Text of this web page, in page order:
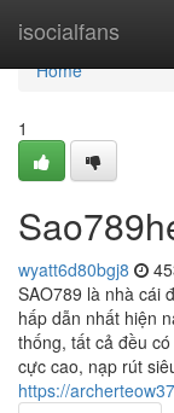
isocialfans
Home
Home
1
wyatt6d80bgj8
SAO789 là nhà cái
hấp dẫn nhất hiện
thống, tất cả đều
cực cao, nạp rút
https://